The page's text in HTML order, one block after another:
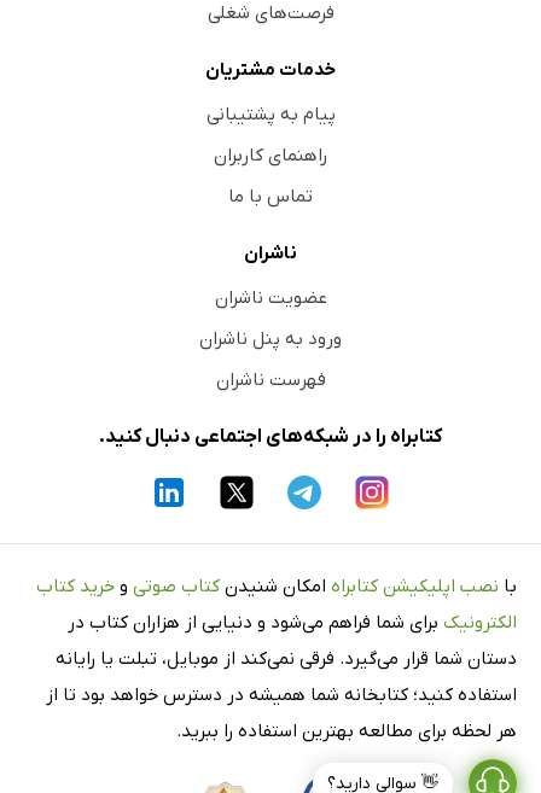
👋 سوالی دارید؟
فرصت‌های شغلی
خدمات مشتریان
پیام به پشتیبانی
راهنمای کاربران
تماس با ما
ناشران
عضویت ناشران
ورود به پنل ناشران
فهرست ناشران
کتابراه را در شبکه‌های اجتماعی دنبال کنید.
با نصب اپلیکیشن کتابراه امکان شنیدن کتاب صوتی و خرید کتاب
الکترونیک برای شما فراهم می‌شود و دنیایی از هزاران کتاب در
دستان شما قرار می‌گیرد. فرقی نمی‌کند از موبایل، تبلت یا رایانه
استفاده کنید؛ کتابخانه شما همیشه در دسترس خواهد بود تا از
هر لحظه برای مطالعه بهترین استفاده را ببرید.